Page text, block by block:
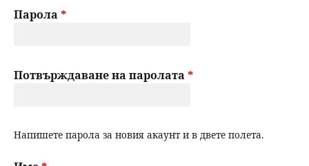
b
Парола *
Потвърждаване на паролата *
Напишете парола за новия акаунт и в двете полета.